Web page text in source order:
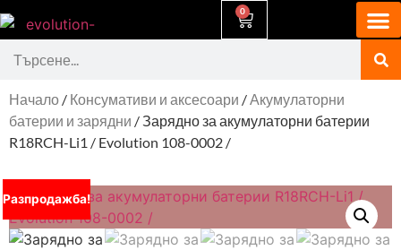
0
Начало / Консумативи и аксесоари /Акумулаторни
батерии и зарядни / Зарядно за акумулаторни батерии
R18RCH-Li1 / Evolution 108-0002 /
Разпродажба!